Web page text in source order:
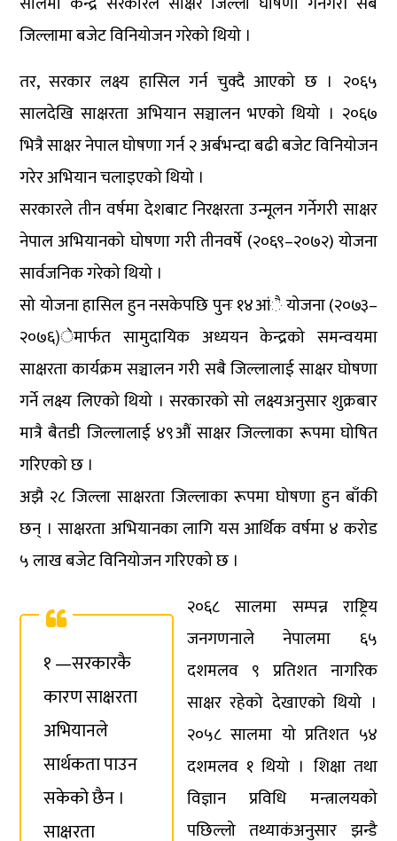
जिल्लामा बजेट विनियोजन गरेको थियो ।
तर, सरकार लक्ष्य हासिल गर्न चुक्दै आएको छ । २०६५
सालदेखि साक्षरता अभियान सञ्चालन भएको थियो । २०६७
भित्रै साक्षर नेपाल घोषणा गर्न २ अर्बभन्दा बढी बजेट विनियोजन
गरेर अभियान चलाइएको थियो ।
सरकारले तीन वर्षमा देशबाट निरक्षरता उन्मूलन गर्नेगरी साक्षर
नेपाल अभियानको घोषणा गरी तीनवर्षे (२०६९–२०७२) योजना
सार्वजनिक गरेको थियो ।
सो योजना हासिल हुन नसकेपछि पुनः १४आंै योजना (२०७३–
२०७६)ेमार्फत सामुदायिक अध्ययन केन्द्रको समन्वयमा
साक्षरता कार्यक्रम सञ्चालन गरी सबै जिल्लालाई साक्षर घोषणा
गर्ने लक्ष्य लिएको थियो । सरकारको सो लक्ष्यअनुसार शुक्रबार
मात्रै बैतडी जिल्लालाई ४९औं साक्षर जिल्लाका रूपमा घोषित
गरिएको छ ।
अझै २८ जिल्ला साक्षरता जिल्लाका रूपमा घोषणा हुन बाँकी
छन् । साक्षरता अभियानका लागि यस आर्थिक वर्षमा ४ करोड
५ लाख बजेट विनियोजन गरिएको छ ।
१ —सरकारकै
कारण साक्षरता
अभियानले
सार्थकता पाउन
सकेको छैन ।
साक्षरता
२०६८ सालमा सम्पन्न राष्ट्रिय
जनगणनाले नेपालमा ६५
दशमलव ९ प्रतिशत नागरिक
साक्षर रहेको देखाएको थियो ।
२०५८ सालमा यो प्रतिशत ५४
दशमलव १ थियो । शिक्षा तथा
विज्ञान प्रविधि मन्त्रालयको
पछिल्लो तथ्याकंअनुसार झन्डै